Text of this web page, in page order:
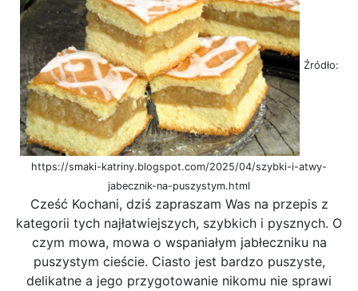
Źródło:
https://smaki-katriny.blogspot.com/2025/04/szybki-i-atwy-
jabecznik-na-puszystym.html
Cześć Kochani, dziś zapraszam Was na przepis z
kategorii tych najłatwiejszych, szybkich i pysznych. O
czym mowa, mowa o wspaniałym jabłeczniku na
puszystym cieście. Ciasto jest bardzo puszyste,
delikatne a jego przygotowanie nikomu nie sprawi